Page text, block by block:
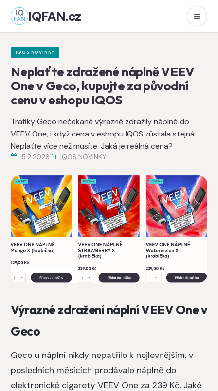
IQFAN.cz
IQOS NOVINKY
Neplaťte zdražené náplně VEEV
One v Geco, kupujte za původní
cenu v eshopu IQOS
Trafiky Geco nečekaně výrazně zdražily náplně do
VEEV One, i když cena v eshopu IQOS zůstala stejná.
Neplaťte více než musíte. Jaká je reálná cena?
5.2.2026 IQOS NOVINKY
Výrazné zdražení náplní VEEV One v
Geco
Geco u náplní nikdy nepatřilo k nejlevnějším, v
posledních měsících prodávalo náplně do
elektronické cigarety VEEV One za 239 Kč. Jaké